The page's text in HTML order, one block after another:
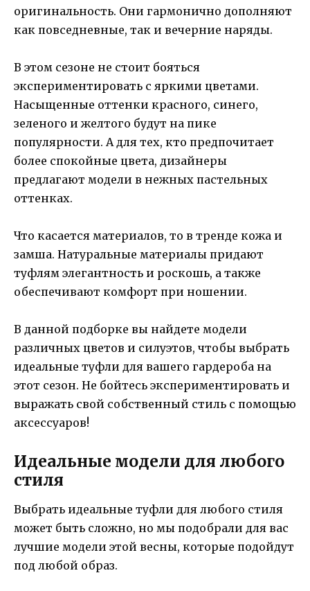
оригинальность. Они гармонично дополняют
как повседневные, так и вечерние наряды.
В этом сезоне не стоит бояться
экспериментировать с яркими цветами.
Насыщенные оттенки красного, синего,
зеленого и желтого будут на пике
популярности. А для тех, кто предпочитает
более спокойные цвета, дизайнеры
предлагают модели в нежных пастельных
оттенках.
Что касается материалов, то в тренде кожа и
замша. Натуральные материалы придают
туфлям элегантность и роскошь, а также
обеспечивают комфорт при ношении.
В данной подборке вы найдете модели
различных цветов и силуэтов, чтобы выбрать
идеальные туфли для вашего гардероба на
этот сезон. Не бойтесь экспериментировать и
выражать свой собственный стиль с помощью
аксессуаров!
Идеальные модели для любого
стиля
Выбрать идеальные туфли для любого стиля
может быть сложно, но мы подобрали для вас
лучшие модели этой весны, которые подойдут
под любой образ.